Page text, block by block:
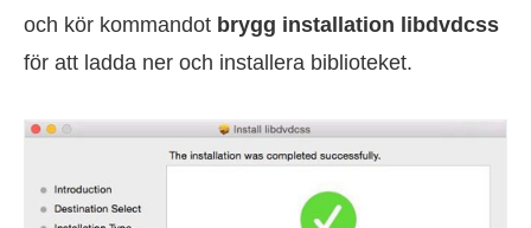
och kör kommandot brygg installation libdvdcss
för att ladda ner och installera biblioteket.